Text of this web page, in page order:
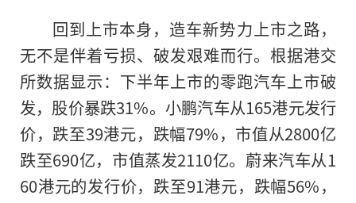
回到上市本身，造车新势力上市之路，
无不是伴着亏损、破发艰难而行。根据港交
所数据显示：下半年上市的零跑汽车上市破
发，股价暴跌31%。小鹏汽车从165港元发行
价，跌至39港元，跌幅79%，市值从2800亿
跌至690亿，市值蒸发2110亿。蔚来汽车从1
60港元的发行价，跌至91港元，跌幅56%，